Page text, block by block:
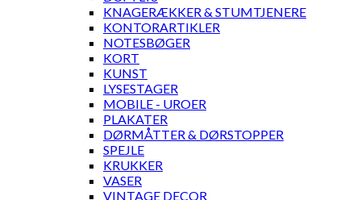
KNAGERÆKKER & STUMTJENERE
KONTORARTIKLER
NOTESBØGER
KORT
KUNST
LYSESTAGER
MOBILE - UROER
PLAKATER
DØRMÅTTER & DØRSTOPPER
SPEJLE
KRUKKER
VASER
VINTAGE DECOR